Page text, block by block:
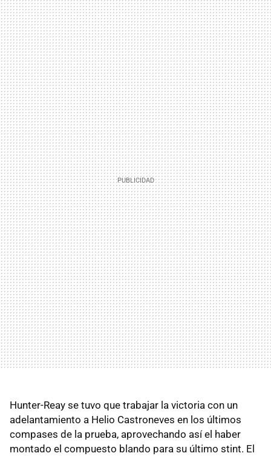
Hunter-Reay se tuvo que trabajar la victoria con un
adelantamiento a Helio Castroneves en los últimos
compases de la prueba, aprovechando así el haber
montado el compuesto blando para su último stint. El